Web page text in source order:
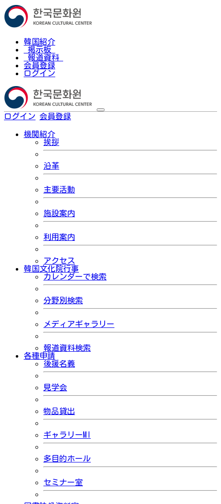
韓国紹介
掲示板
報道資料
会員登録
ログイン
ログイン 会員登録
機関紹介
挨拶
沿革
主要活動
施設案内
利用案内
アクセス
韓国文化院行事
カレンダーで検索
分野別検索
メディアギャラリー
報道資料検索
各種申請
後援名義
見学会
物品貸出
ギャラリーMI
多目的ホール
セミナー室